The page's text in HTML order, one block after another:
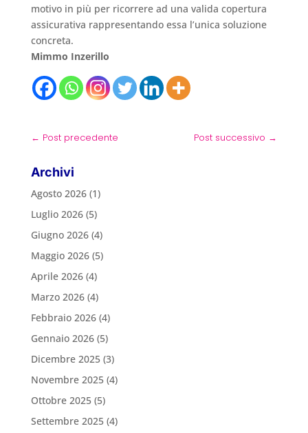
motivo in più per ricorrere ad una valida copertura
assicurativa rappresentando essa l’unica soluzione
concreta.
Mimmo Inzerillo
← Post precedente Post successivo →
Archivi
Agosto 2026(1)
Luglio 2026(5)
Giugno 2026(4)
Maggio 2026(5)
Aprile 2026(4)
Marzo 2026(4)
Febbraio 2026(4)
Gennaio 2026(5)
Dicembre 2025(3)
Novembre 2025(4)
Ottobre 2025(5)
Settembre 2025(4)